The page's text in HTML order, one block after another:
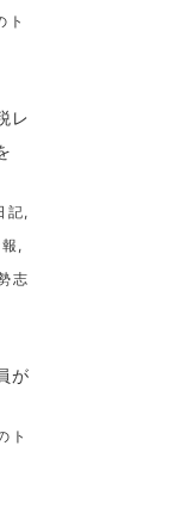
ト
レ
記,
,
志
が
ト